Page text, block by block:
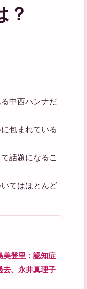
？
中西ハンナだ
包まれている
話題になるこ
てはほとんど
美登里：認知症
去、永井真理子